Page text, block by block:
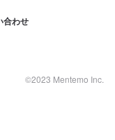
合わせ
©2023 Mentemo Inc.